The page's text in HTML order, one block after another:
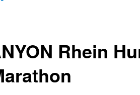
Rhein